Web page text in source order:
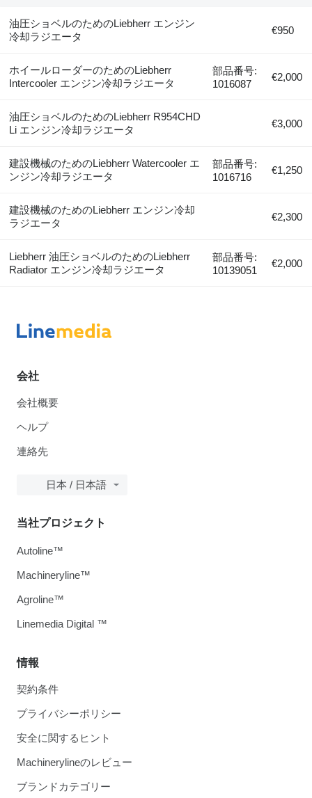
油圧ショベルのためのLiebherr エンジン
冷却ラジエータ
€950
ホイールローダーのためのLiebherr
Intercooler エンジン冷却ラジエータ
部品番号:
1016087
€2,000
油圧ショベルのためのLiebherr R954CHD
Li エンジン冷却ラジエータ
€3,000
建設機械のためのLiebherr Watercooler エ
ンジン冷却ラジエータ
部品番号:
1016716
€1,250
建設機械のためのLiebherr エンジン冷却
ラジエータ
€2,300
Liebherr 油圧ショベルのためのLiebherr
Radiator エンジン冷却ラジエータ
部品番号:
10139051
€2,000
会社
会社概要
ヘルプ
連絡先
日本 / 日本語
情報
契約条件
プライバシーポリシー
安全に関するヒント
Machinerylineのレビュー
ブランドカテゴリー
当社プロジェクト
Autoline™
Machineryline™
Agroline™
Linemedia Digital ™